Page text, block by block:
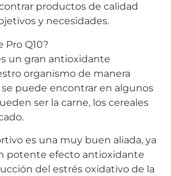
productos de calidad
y necesidades.
Pro Q10?
un gran antioxidante
organismo de manera
puede encontrar en algunos
ser la carne, los cereales
es una muy buen aliada, ya
potente efecto antioxidante
del estrés oxidativo de la